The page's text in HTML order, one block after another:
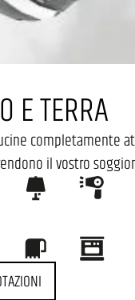
E TERRA
completamente
il vostro